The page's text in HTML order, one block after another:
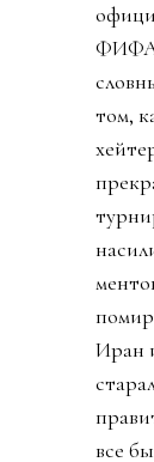
ФИФА
том,
Иран
все